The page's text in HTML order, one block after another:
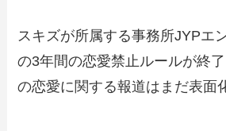
スキズが所属する事務所JYPエ
の3年間の恋愛禁止ルールが終
の恋愛に関する報道はまだ表面